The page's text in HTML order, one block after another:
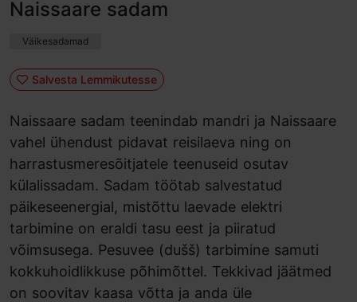
Naissaare sadam
Väikesadamad
Salvesta Lemmikutesse
Naissaare sadam teenindab mandri ja Naissaare
vahel ühendust pidavat reisilaeva ning on
harrastusmeresõitjatele teenuseid osutav
külalissadam. Sadam töötab salvestatud
päikeseenergial, mistõttu laevade elektri
tarbimine on eraldi tasu eest ja piiratud
võimsusega. Pesuvee (dušš) tarbimine samuti
kokkuhoidlikkuse põhimõttel. Tekkivad jäätmed
on soovitav kaasa võtta ja anda üle